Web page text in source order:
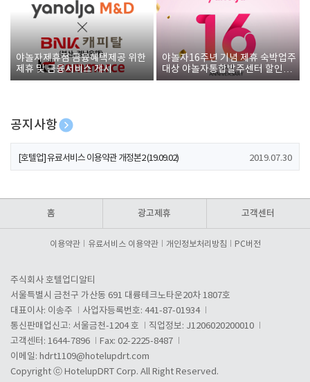
야놀자제휴점 금융혜택제공 위한
제휴 및 금융서비스 게시
야놀자16주년 기념 제휴 숙박업주
대상 야놀자통합발주센터 할인쿠
폰 증정
공지사항
[호텔업] 개인정보 처리방침 개정본1 (19.09.02)
[호텔업] 유료서비스 이용약관 개정본2 (19.09.02) 2019.07.30
홈 광고제휴 고객센터
이용약관 유료서비스 이용약관 개인정보처리방침 PC버전
주식회사 호텔업디알티
서울특별시 금천구 가산동 691 대륭테크노타운20차 1807호
대표이사: 이송주
사업자등록번호: 441-87-01934
통신판매업신고: 서울금천-1204 호
직업정보: J1206020200010
고객센터: 1644-7896
Fax: 02-2225-8487
이메일: hdrt1109@hotelupdrt.com
Copyright ⓒ HotelupDRT Corp. All Right Reserved.